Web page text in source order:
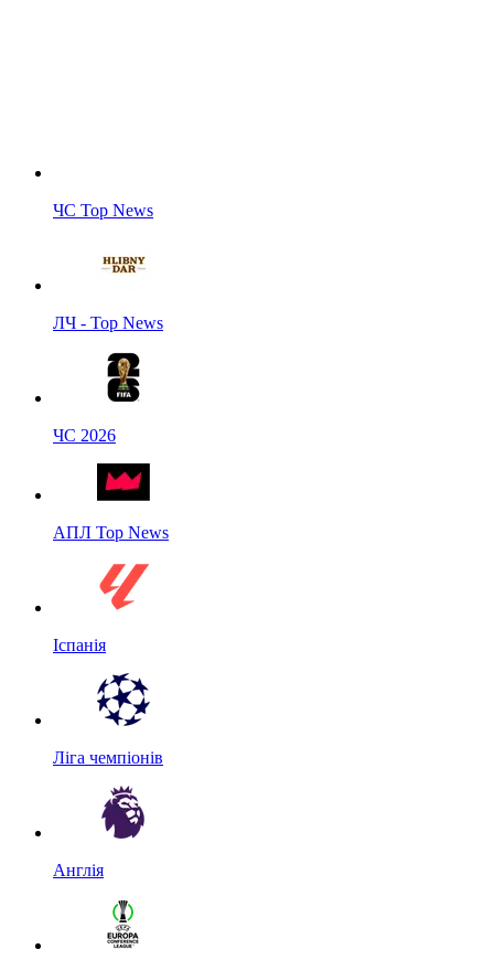
ЧС Top News
ЛЧ - Top News
ЧС 2026
АПЛ Top News
Іспанія
Ліга чемпіонів
Англія